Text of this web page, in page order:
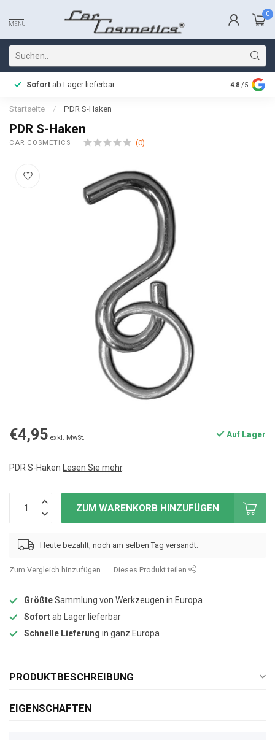
MENU
0
Sofort ab Lager lieferbar Schnelle
4.8 /5
Startseite / PDR S-Haken
PDR S-Haken
CAR COSMETICS (0)
€4,95 exkl. MwSt. Auf Lager
PDR S-Haken Lesen Sie mehr.
ZUM WARENKORB HINZUFÜGEN
Heute bezahlt, noch am selben Tag versandt.
Zum Vergleich hinzufügen Dieses Produkt teilen
GrößteSammlung von Werkzeugen in Europa
Sofortab Lager lieferbar
Schnelle Lieferung in ganz Europa
PRODUKTBESCHREIBUNG
EIGENSCHAFTEN